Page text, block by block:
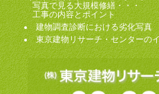
写真で見る大規模修繕・・・
工事の内容とポイント
建物調査診断における劣化写真
東京建物リサーチ・センターの